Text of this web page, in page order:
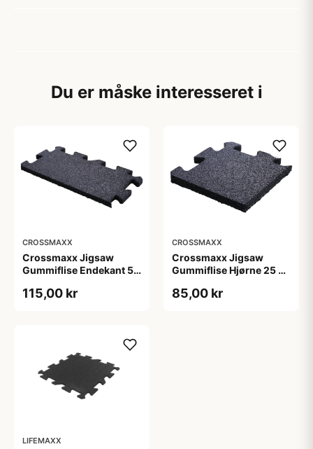
Du er måske interesseret i
CROSSMAXX
Crossmaxx Jigsaw
Gummiflise Endekant 50
115,00 kr
CROSSMAXX
Crossmaxx Jigsaw
Gummiflise Hjørne 25 x
85,00 kr
LIFEMAXX